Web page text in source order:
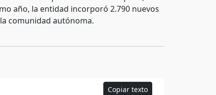
año, la entidad incorporó 2.790 nuevos
comunidad autónoma.
Copiar texto